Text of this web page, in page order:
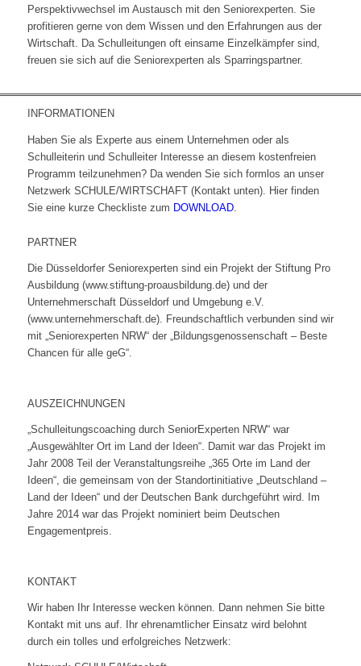
Perspektivwechsel im Austausch mit den Seniorexperten. Sie
profitieren gerne von dem Wissen und den Erfahrungen aus der
Wirtschaft. Da Schulleitungen oft einsame Einzelkämpfer sind,
freuen sie sich auf die Seniorexperten als Sparringspartner.
INFORMATIONEN
Haben Sie als Experte aus einem Unternehmen oder als
Schulleiterin und Schulleiter Interesse an diesem kostenfreien
Programm teilzunehmen? Da wenden Sie sich formlos an unser
Netzwerk SCHULE/WIRTSCHAFT (Kontakt unten). Hier finden
Sie eine kurze Checkliste zum DOWNLOAD.
PARTNER
Die Düsseldorfer Seniorexperten sind ein Projekt der Stiftung Pro
Ausbildung (www.stiftung-proausbildung.de) und der
Unternehmerschaft Düsseldorf und Umgebung e.V.
(www.unternehmerschaft.de). Freundschaftlich verbunden sind wir
mit „Seniorexperten NRW“ der „Bildungsgenossenschaft – Beste
Chancen für alle geG“.
AUSZEICHNUNGEN
„Schulleitungscoaching durch SeniorExperten NRW“ war
„Ausgewählter Ort im Land der Ideen“. Damit war das Projekt im
Jahr 2008 Teil der Veranstaltungsreihe „365 Orte im Land der
Ideen“, die gemeinsam von der Standortinitiative „Deutschland –
Land der Ideen“ und der Deutschen Bank durchgeführt wird. Im
Jahre 2014 war das Projekt nominiert beim Deutschen
Engagementpreis.
KONTAKT
Wir haben Ihr Interesse wecken können. Dann nehmen Sie bitte
Kontakt mit uns auf. Ihr ehrenamtlicher Einsatz wird belohnt
durch ein tolles und erfolgreiches Netzwerk: